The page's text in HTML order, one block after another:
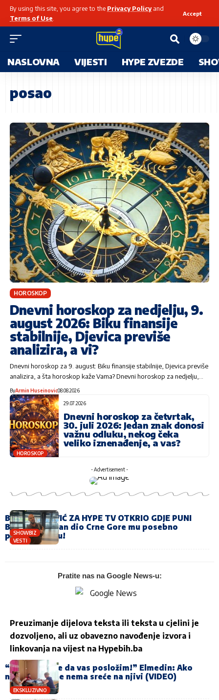
By using this site, you agree to the Privacy Policyand
Terms of Use
Accept
NASLOVNA VIJESTI HYPE ZVEZDE
posao
HOROSKOP
Dnevni horoskop za nedjelju, 9.
august 2026: Biku finansije
stabilnije, Djevica previše
analizira, a vi?
Dnevni horoskop za 9. august: Biku finansije stabilnije, Djevica previše
analizira, a šta horoskop kaže Vama? Dnevni horoskop za nedjelju,…
ByArmin Huseinovic08.08.2026
29.07.2026
Dnevni horoskop za četvrtak,
30. juli 2026: Jedan znak donosi
važnu odluku, nekog čeka
veliko iznenađenje, a vas?
HOROSKOP
- Advertisement -
SHOWBIZ
VESTI
BOBAN RAJOVIĆ ZA HYPE TV OTKRIO GDJE PUNI
BATERIJE! Jedan dio Crne Gore mu posebno
prirastao srcu!
Pratite nas na Google News-u:
Preuzimanje dijelova teksta ili teksta u cjelini je
dozvoljeno, ali uz obavezno navođenje izvora i
linkovanja na vijest na Hypebih.ba
EKSKLUZIVNO
“Moj posao je da vas posložim!” Elmedin: Ako
niste poslušne nema sreće na njivi (VIDEO)